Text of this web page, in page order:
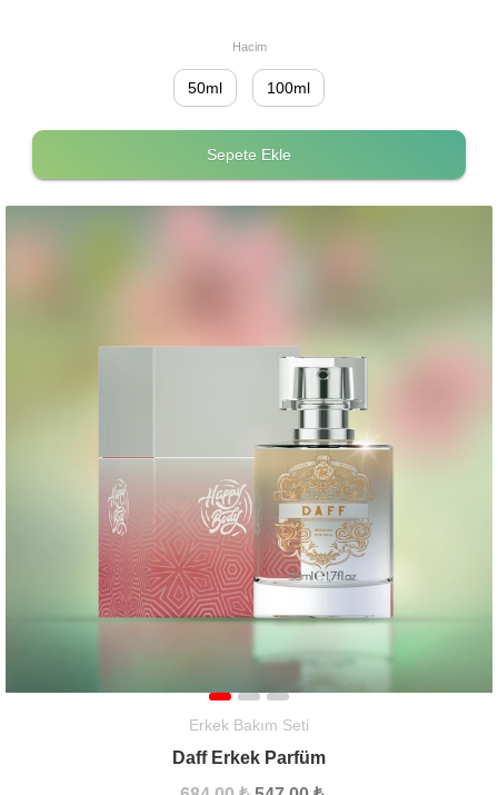
Hacim
50ml 100ml
Sepete Ekle
Erkek Bakım Seti
Daff Erkek Parfüm